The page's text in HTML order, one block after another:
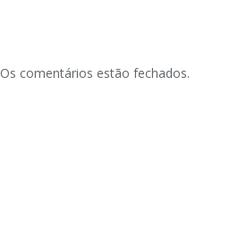
Os comentários estão fechados.